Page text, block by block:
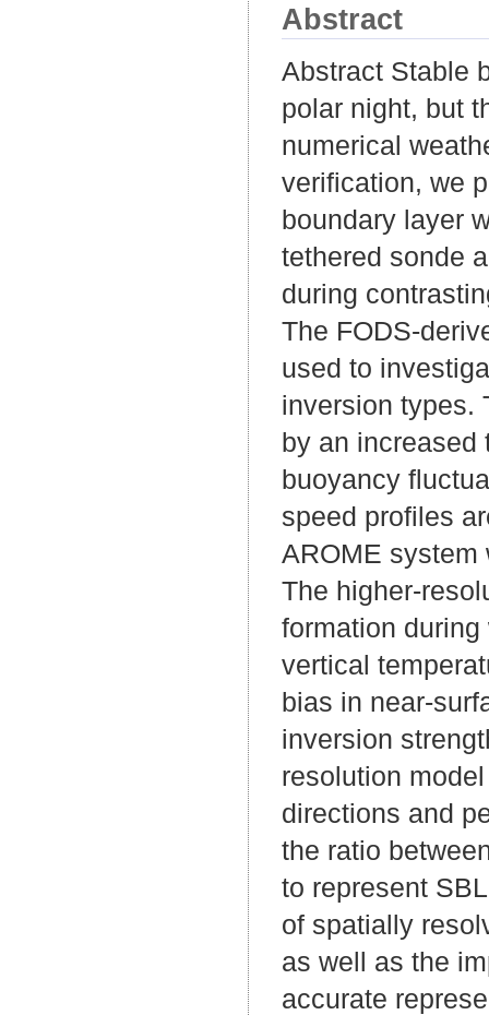
Abstract
Abstract Stable
polar night, but
numerical
verification, we
boundary layer
tethered sonde
during
The FODS-
used to
inversion types.
by an increased
buoyancy
speed profiles
AROME system
The higher-
formation
vertical
bias in near-
inversion
resolution
directions and
the ratio
to represent
of spatially
as well as the
accurate